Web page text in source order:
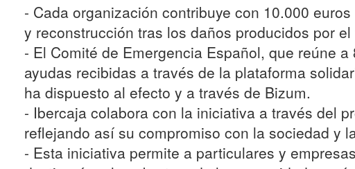
- Cada organización contribuye con 10.000
y reconstrucción tras los daños producidos por el
- El Comité de Emergencia Español, que reúne
ayudas recibidas a través de la plataforma
ha dispuesto al efecto y a través de Bizum.
- Ibercaja colabora con la iniciativa a través del
reflejando así su compromiso con la sociedad y
- Esta iniciativa permite a particulares y